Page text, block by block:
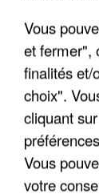
UN
INTERPELLÉ
Vous
et fermer",
finalités et/
choix".
cliquant
Vous
votre